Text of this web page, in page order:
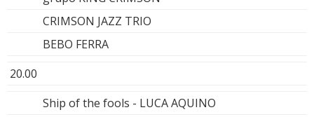
CRIMSON JAZZ TRIO
BEBO FERRA
20.00
Ship of the fools - LUCA AQUINO